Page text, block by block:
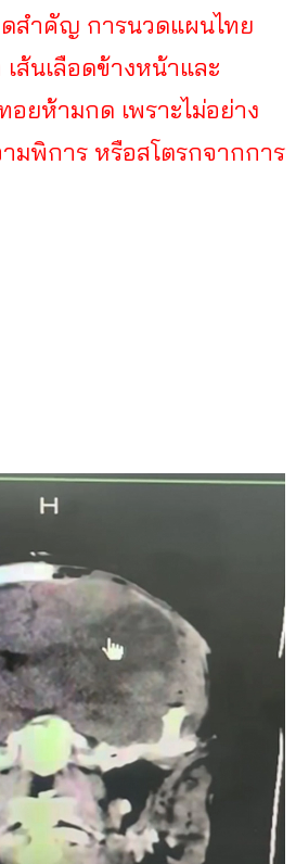
ดสำคัญ การนวดแผนไทย
เส้นเลือดข้างหน้าและ
อยห้ามกด เพราะไม่อย่าง
มพิการ หรือสโตรกจากการ